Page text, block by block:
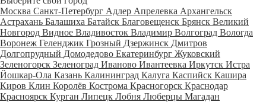
Москва Санкт-Петербург Адлер Апрелевка Архангельск
Астрахань Балашиха Батайск Благовещенск Брянск Великий
Новгород Видное Владивосток Владимир Волгоград Вологда
Воронеж Геленджик Грозный Дзержинск Дмитров
Долгопрудный Домодедово Екатеринбург Жуковский
Зеленогорск Зеленоград Иваново Ивантеевка Иркутск Истра
Йошкар-Ола Казань Калининград Калуга Каспийск Кашира
Киров Клин Королёв Кострома Красногорск Краснодар
Красноярск Курган Липецк Лобня Люберцы Магадан